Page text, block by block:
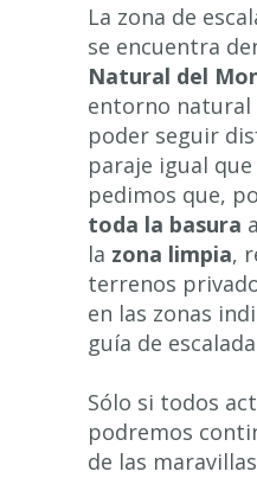
La zona de
se encuentra
Natural del
entorno natural
poder seguir
paraje igual
pedimos que,
toda la basura
la zona limpia,
terrenos
en las zonas
guía de
Sólo si todos
podremos
de las